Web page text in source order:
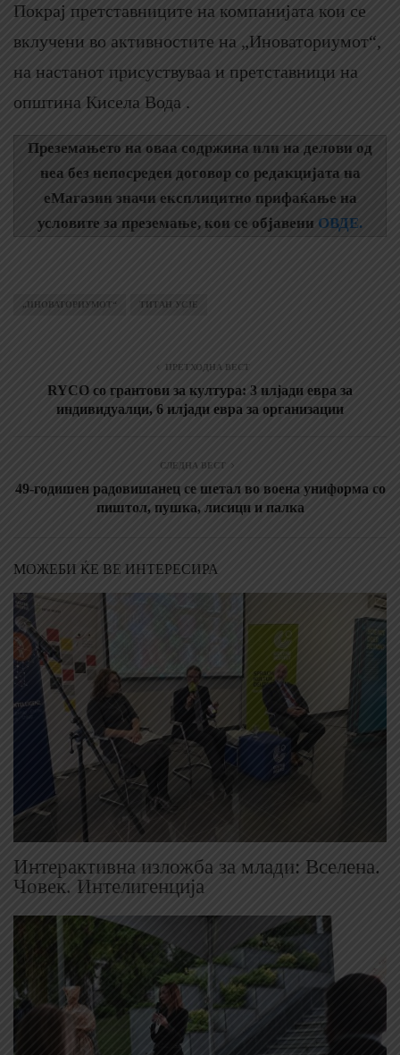
Покрај претставниците на компанијата кои се
вклучени во активностите на „Иноваториумот“,
на настанот присуствуваа и претставници на
општина Кисела Вода .
Преземањето на оваа содржина или на делови од
неа без непосреден договор со редакцијата на
еМагазин значи експлицитно прифаќање на
условите за преземање, кои се објавени ОВДЕ.
„ИНОВАТОРИУМОТ“ ТИТАН УСЈЕ
ПРЕТХОДНА ВЕСТ
RYCO со грантови за култура: 3 илјади евра за
индивидуалци, 6 илјади евра за организации
СЛЕДНА ВЕСТ
49-годишен радовишанец се шетал во воена униформа со
пиштол, пушка, лисици и палка
МОЖЕБИ ЌЕ ВЕ ИНТЕРЕСИРА
Интерактивна изложба за млади: Вселена.
Човек. Интелигенција